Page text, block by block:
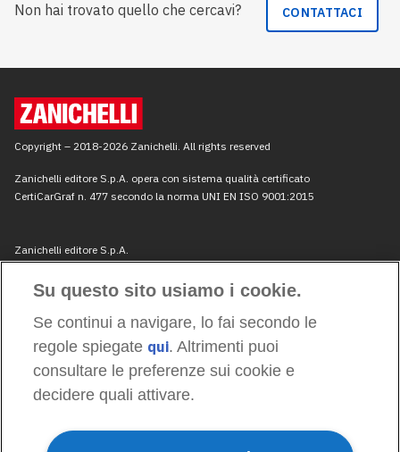
Non hai trovato quello che cercavi? CONTATTACI
Su questo sito usiamo i cookie.
Se continui a navigare, lo fai secondo le
regole spiegate qui. Altrimenti puoi
consultare le preferenze sui cookie e
decidere quali attivare.